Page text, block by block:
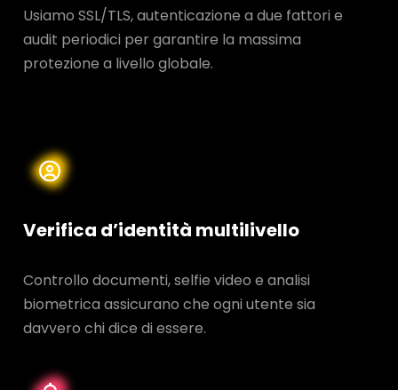
Usiamo SSL/TLS, autenticazione a due fattori e
audit periodici per garantire la massima
protezione a livello globale.
Verifica d’identità multilivello
Controllo documenti, selfie video e analisi
biometrica assicurano che ogni utente sia
davvero chi dice di essere.